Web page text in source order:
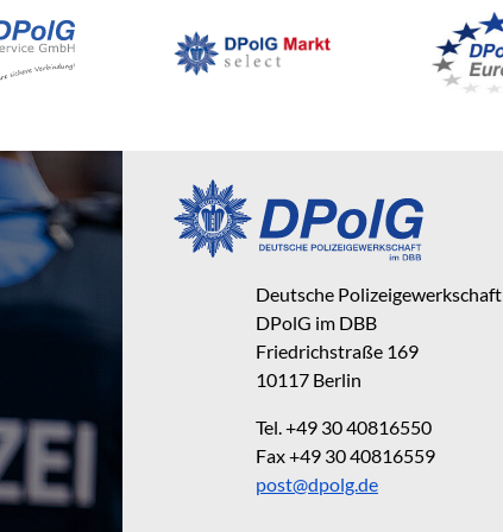
Deutsche Polizeigewerkschaft
DPolG im DBB
Friedrichstraße 169
10117 Berlin
Tel. +49 30 40816550
Fax +49 30 40816559
post@dpolg.de